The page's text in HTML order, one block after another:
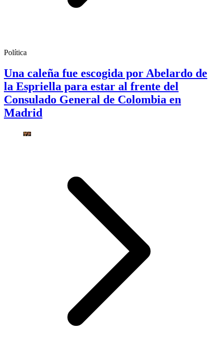
Política
Una caleña fue escogida por Abelardo de
la Espriella para estar al frente del
Consulado General de Colombia en
Madrid